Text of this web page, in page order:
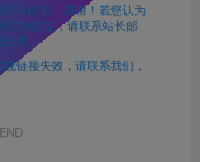
持作者，谢谢！若您认为
您的权益，请联系站长邮
处理。
链接失效，请联系我们，